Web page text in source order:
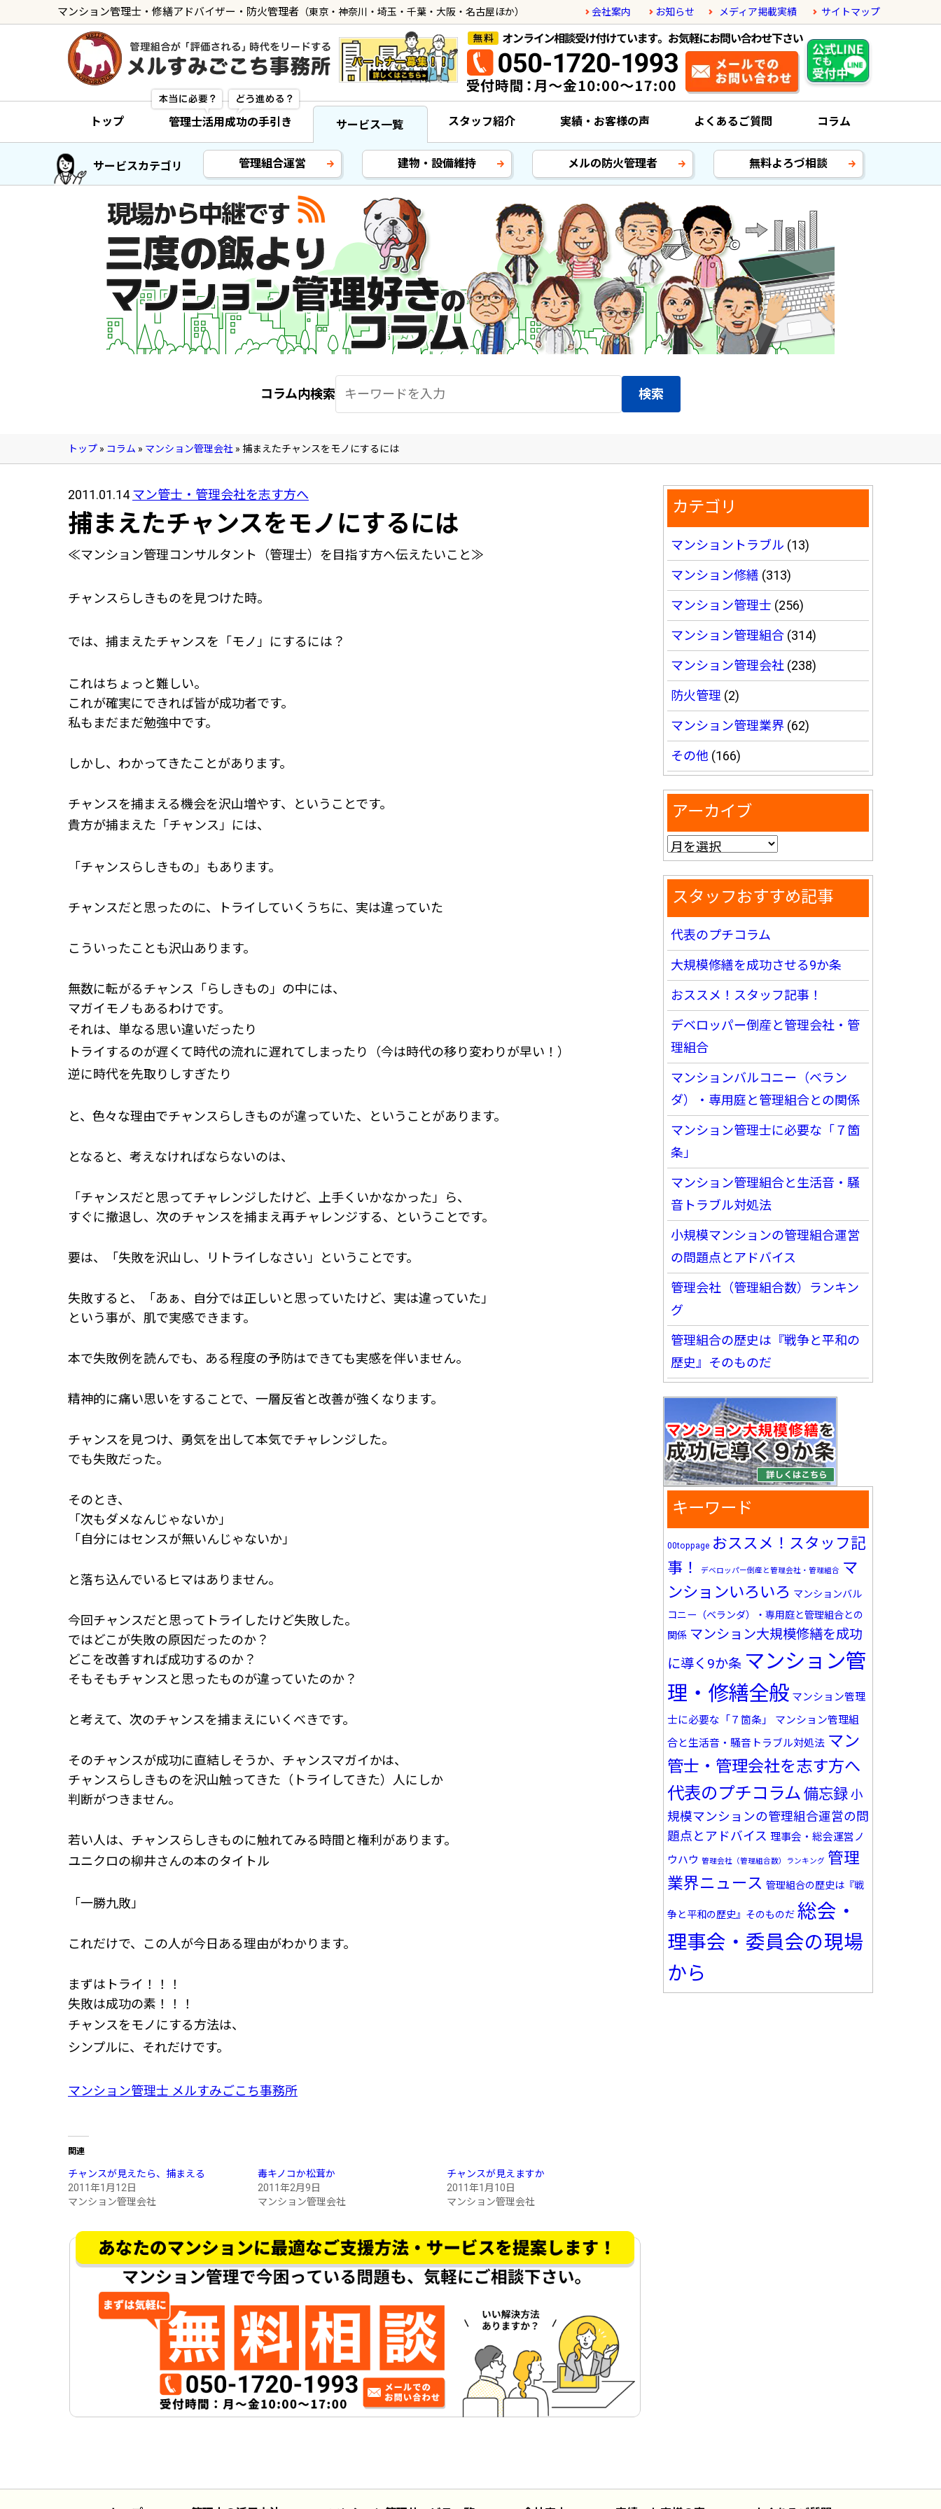
マンション管理士・修繕アドバイザー・防火管理者 （東京・神奈川・埼玉・千葉・大阪・名古屋ほか） 会社案内 お知らせ メディア掲載実績 サイトマップ
トップ 管理士活用成功の手引き サービス一覧 スタッフ紹介 実績・お客様の声 よくあるご質問 コラム
サービスカテゴリ 管理組合運営 建物・設備維持 メルの防火管理者 無料よろづ相談
コラム内検索 検索
トップ » コラム » マンション管理会社 » 捕まえたチャンスをモノにするには
2011.01.14 マン管士・管理会社を志す方へ
捕まえたチャンスをモノにするには
≪マンション管理コンサルタント（管理士）を目指す方へ伝えたいこと≫
チャンスらしきものを見つけた時。
では、捕まえたチャンスを「モノ」にするには？
これはちょっと難しい。
これが確実にできれば皆が成功者です。
私もまだまだ勉強中です。
しかし、わかってきたことがあります。
チャンスを捕まえる機会を沢山増やす、ということです。
貴方が捕まえた「チャンス」には、
「チャンスらしきもの」もあります。
チャンスだと思ったのに、トライしていくうちに、実は違っていた
こういったことも沢山あります。
無数に転がるチャンス「らしきもの」の中には、
マガイモノもあるわけです。
それは、単なる思い違いだったり
トライするのが遅くて時代の流れに遅れてしまったり（今は時代の移り変わりが早い！）
逆に時代を先取りしすぎたり
と、色々な理由でチャンスらしきものが違っていた、ということがあります。
となると、考えなければならないのは、
「チャンスだと思ってチャレンジしたけど、上手くいかなかった」ら、
すぐに撤退し、次のチャンスを捕まえ再チャレンジする、ということです。
要は、「失敗を沢山し、リトライしなさい」ということです。
失敗すると、「あぁ、自分では正しいと思っていたけど、実は違っていた」
という事が、肌で実感できます。
本で失敗例を読んでも、ある程度の予防はできても実感を伴いません。
精神的に痛い思いをすることで、一層反省と改善が強くなります。
チャンスを見つけ、勇気を出して本気でチャレンジした。
でも失敗だった。
そのとき、
「次もダメなんじゃないか」
「自分にはセンスが無いんじゃないか」
と落ち込んでいるヒマはありません。
今回チャンスだと思ってトライしたけど失敗した。
ではどこが失敗の原因だったのか？
どこを改善すれば成功するのか？
そもそもチャンスと思ったものが違っていたのか？
と考えて、次のチャンスを捕まえにいくべきです。
そのチャンスが成功に直結しそうか、チャンスマガイかは、
チャンスらしきものを沢山触ってきた（トライしてきた）人にしか
判断がつきません。
若い人は、チャンスらしきものに触れてみる時間と権利があります。
ユニクロの柳井さんの本のタイトル
「一勝九敗」
これだけで、この人が今日ある理由がわかります。
まずはトライ！！！
失敗は成功の素！！！
チャンスをモノにする方法は、
シンプルに、それだけです。
マンション管理士 メルすみごこち事務所
関連
チャンスが見えたら、捕まえる
2011年1月12日
マンション管理会社
毒キノコか松茸か
2011年2月9日
マンション管理会社
チャンスが見えますか
2011年1月10日
マンション管理会社
カテゴリ
マンショントラブル (13)
マンション修繕 (313)
マンション管理士 (256)
マンション管理組合 (314)
マンション管理会社 (238)
防火管理 (2)
マンション管理業界 (62)
その他 (166)
アーカイブ
スタッフおすすめ記事
代表のプチコラム
大規模修繕を成功させる9か条
おススメ！スタッフ記事！
デベロッパー倒産と管理会社・管
理組合
マンションバルコニー（ベラン
ダ）・専用庭と管理組合との関係
マンション管理士に必要な「７箇
条」
マンション管理組合と生活音・騒
音トラブル対処法
小規模マンションの管理組合運営
の問題点とアドバイス
管理会社（管理組合数）ランキン
グ
管理組合の歴史は『戦争と平和の
歴史』そのものだ
キーワード
00toppage おススメ！スタッフ記
事！
デベロッパー倒産と管理会社・管理組合 マ
ンションいろいろ マンションバル
コニー（ベランダ）・専用庭と管理組合との
関係 マンション大規模修繕を成功
に導く9か条 マンション管
理・修繕全般 マンション管理
士に必要な「７箇条」
マンション管理組
合と生活音・騒音トラブル対処法 マン
管士・管理会社を志す方へ
代表のプチコラム 備忘録 小
規模マンションの管理組合運営の問
題点とアドバイス 理事会・総会運営ノ
ウハウ 管理会社（管理組合数）ランキング 管理
業界ニュース 管理組合の歴史は『戦
争と平和の歴史』そのものだ 総会・
理事会・委員会の現場
から
トップ
管理士の活用方法
ご利用の流れ »
サービス一覧
管理組合運営
メルの理事会アドバイザー »
メルのプロ理事長 »
新人管理士顧問サービス
管理契約見直しドクター »
管理費カイゼン隊 »
無料よろづ相談
会社案内
代表挨拶 »
スタッフ紹介 »
実績・お客様の声
よくあるご質問
コラム